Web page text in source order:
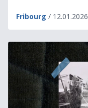
Fribourg / 12.01.2026
Souvenirs